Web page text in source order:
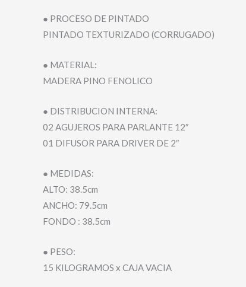
● PROCESO DE PINTADO
PINTADO TEXTURIZADO (CORRUGADO)
● MATERIAL:
MADERA PINO FENOLICO
● DISTRIBUCION INTERNA:
02 AGUJEROS PARA PARLANTE 12″
01 DIFUSOR PARA DRIVER DE 2″
● MEDIDAS:
ALTO: 38.5cm
ANCHO: 79.5cm
FONDO : 38.5cm
● PESO:
15 KILOGRAMOS x CAJA VACIA